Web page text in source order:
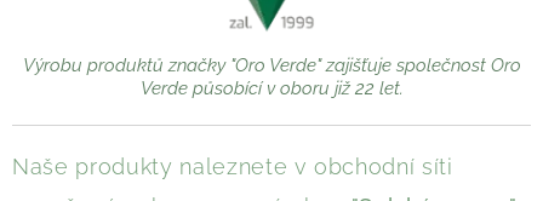
Výrobu produktů značky "Oro Verde" zajišťuje společnost Oro
Verde působící v oboru již 22 let.
Naše produkty naleznete v obchodní síti